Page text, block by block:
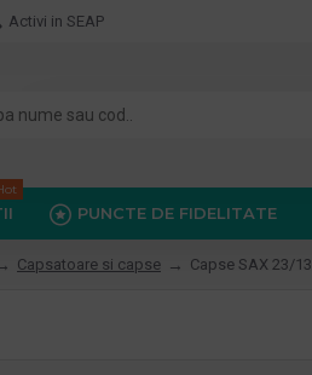
Activi in SEAP
PUNCTE DE FIDELITATE
Capsatoare si capse Capse SAX 23/13